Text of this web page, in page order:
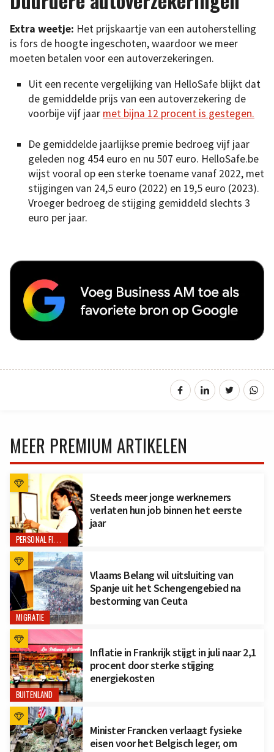
Extra weetje: Het prijskaartje van een autoherstelling
is fors de hoogte ingeschoten, waardoor we meer
moeten betalen voor een autoverzekeringen.
Uit een recente vergelijking van HelloSafe blijkt dat
de gemiddelde prijs van een autoverzekering de
voorbije vijf jaar met bijna 12 procent is gestegen.
De gemiddelde jaarlijkse premie bedroeg vijf jaar
geleden nog 454 euro en nu 507 euro. HelloSafe.be
wijst vooral op een sterke toename vanaf 2022, met
stijgingen van 24,5 euro (2022) en 19,5 euro (2023).
Vroeger bedroeg de stijging gemiddeld slechts 3
euro per jaar.
MEER PREMIUM ARTIKELEN
PERSONAL FINANCE
Steeds meer jonge werknemers
verlaten hun job binnen het eerste
jaar
MIGRATIE
Vlaams Belang wil uitsluiting van
Spanje uit het Schengengebied na
bestorming van Ceuta
BUITENLAND
Inflatie in Frankrijk stijgt in juli naar 2,1
procent door sterke stijging
energiekosten
Minister Francken verlaagt fysieke
eisen voor het Belgisch leger, om